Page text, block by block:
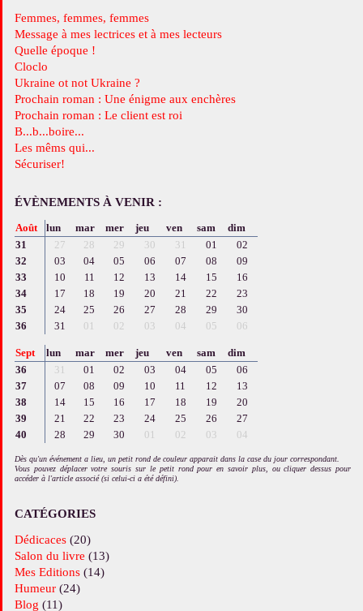
Femmes, femmes, femmes
Message à mes lectrices et à mes lecteurs
Quelle époque !
Cloclo
Ukraine ot not Ukraine ?
Prochain roman : Une énigme aux enchères
Prochain roman : Le client est roi
B...b...boire...
Les mêms qui...
Sécuriser!
ÉVÈNEMENTS À VENIR :
Août lun mar mer jeu ven sam
dim
31
27 28 29 30 31 01
02
32
03 04 05 06 07 08
09
33
10 11 12 13 14 15
16
34
17 18 19 20 21 22
23
35
24 25 26 27 28 29
30
36
31 01 02 03 04 05 06
Sept lun mar mer jeu ven sam
dim
36
31 01 02 03 04 05
06
37
07 08 09 10 11 12
13
38
14 15 16 17 18 19
20
39
21 22 23 24 25 26
27
40
28 29 30 01 02 03 04
Dès qu'un événement a lieu, un petit rond de couleur apparait dans la case du jour correspondant.
Vous pouvez déplacer votre souris sur le petit rond pour en savoir plus, ou cliquer dessus pour
accéder à l'article associé (si celui-ci a été défini).
CATÉGORIES
Dédicaces(20)
Salon du livre (13)
Mes Editions(14)
Humeur(24)
Blog (11)